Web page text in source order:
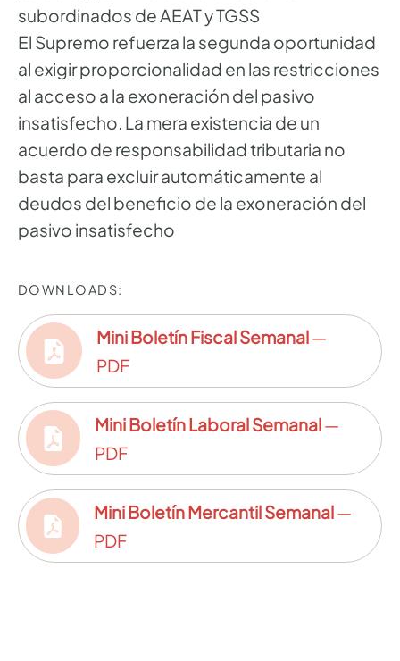
subordinados de AEAT y TGSS
El Supremo refuerza la segunda oportunidad
al exigir proporcionalidad en las restricciones
al acceso a la exoneración del pasivo
insatisfecho. La mera existencia de un
acuerdo de responsabilidad tributaria no
basta para excluir automáticamente al
deudos del beneficio de la exoneración del
pasivo insatisfecho
DOWNLOADS:
Mini Boletín Fiscal Semanal—
PDF
Mini Boletín Laboral Semanal—
PDF
Mini Boletín Mercantil Semanal—
PDF